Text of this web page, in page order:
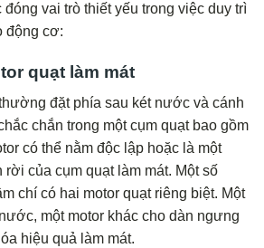
vai trò thiết yếu trong việc duy trì
động cơ:
quạt làm mát
đặt phía sau két nước và cánh
chắn trong một cụm quạt bao gồm
có thể nằm độc lập hoặc là một
rời của cụm quạt làm mát. Một số
chí có hai motor quạt riêng biệt. Một
một motor khác cho dàn ngưng
hiệu quả làm mát.